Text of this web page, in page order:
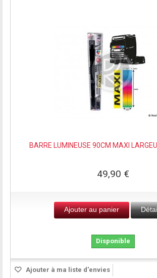
BARRE LUMINEUSE 90CM MAXI
49,90 €
Ajouter au panier
Disponible
Ajouter à ma liste d'envies